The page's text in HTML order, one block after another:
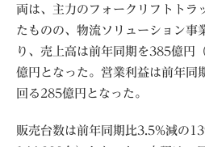
両は、主力のフォークリフトトラ
たものの、物流ソリューション事
り、売上高は前年同期を385億円
億円となった。営業利益は前年同
回る285億円となった。
販売台数は前年同期比3.5%減の